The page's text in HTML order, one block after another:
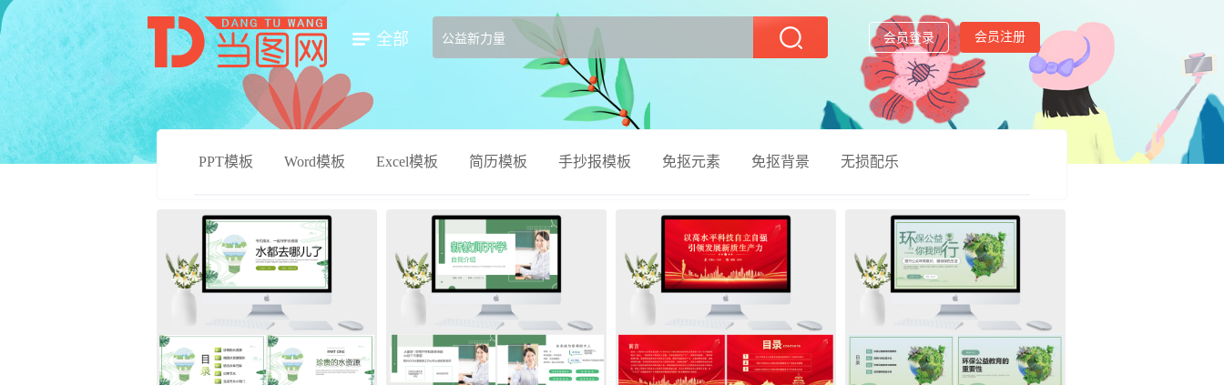
全部 会员登录 会员注册
PPT模板 Word模板 Excel模板 简历模板 手抄报模板 免抠元素 免抠背景 无损配乐